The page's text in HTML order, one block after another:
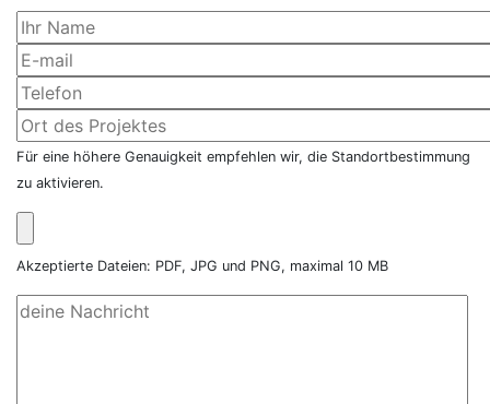
Für eine höhere Genauigkeit empfehlen wir, die Standortbestimmung
zu aktivieren.
Akzeptierte Dateien: PDF, JPG und PNG, maximal 10 MB